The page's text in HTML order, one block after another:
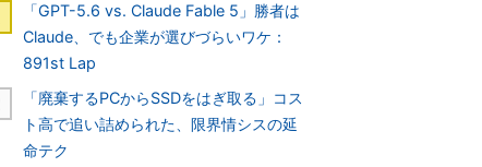
「GPT-5.6 vs. Claude Fable 5」勝者は
Claude、でも企業が選びづらいワケ：
891st Lap
「廃棄するPCからSSDをはぎ取る」コス
ト高で追い詰められた、限界情シスの延
命テク